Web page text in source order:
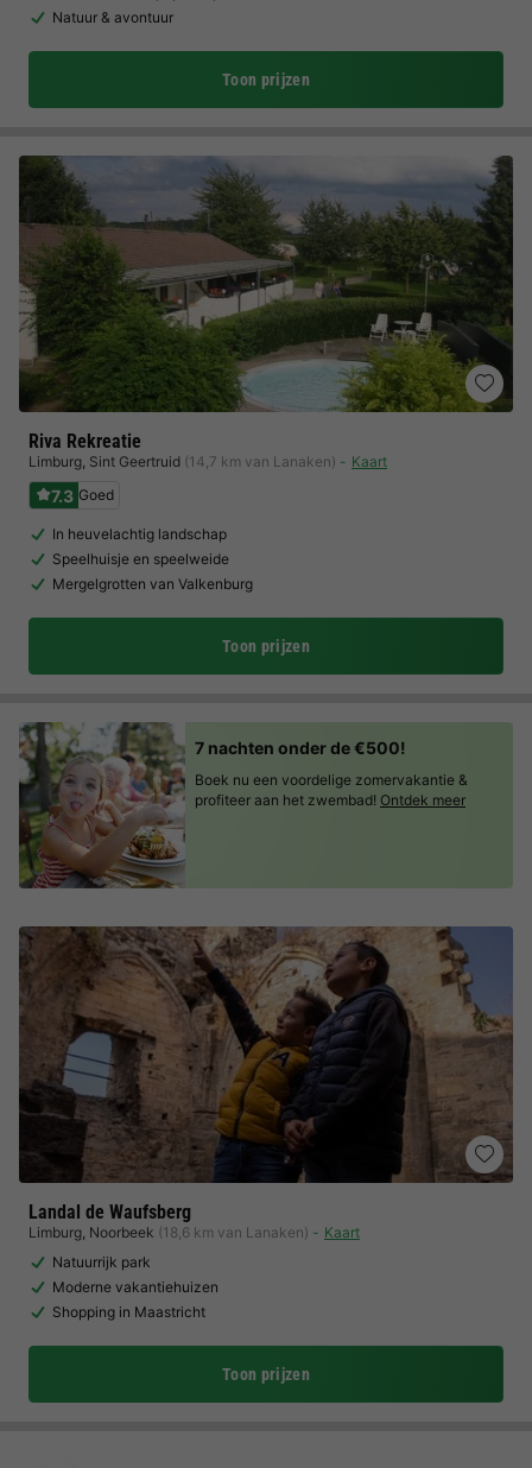
Natuur & avontuur
Toon prijzen
Riva Rekreatie
Limburg, Sint Geertruid (14,7 km van Lanaken) Kaart
7.3 Goed
In heuvelachtig landschap
Speelhuisje en speelweide
Mergelgrotten van Valkenburg
Toon prijzen
Landal de Waufsberg
Limburg, Noorbeek (18,6 km van Lanaken)
Kaart
Natuurrijk park
Moderne vakantiehuizen
Shopping in Maastricht
Toon prijzen
7 nachten onder de €500!
Boek nu een voordelige zomervakantie &
profiteer aan het zwembad! Ontdek meer